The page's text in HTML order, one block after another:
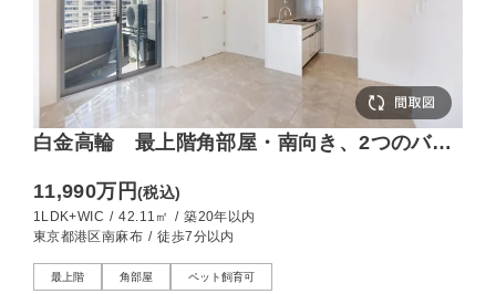
白金高輪 最上階角部屋・南向き、2つのバル
11,990万円(税込)
1LDK+WIC / 42.11㎡ / 築20年以内
東京都港区南麻布 / 徒歩7分以内
最上階 角部屋 ペット飼育可